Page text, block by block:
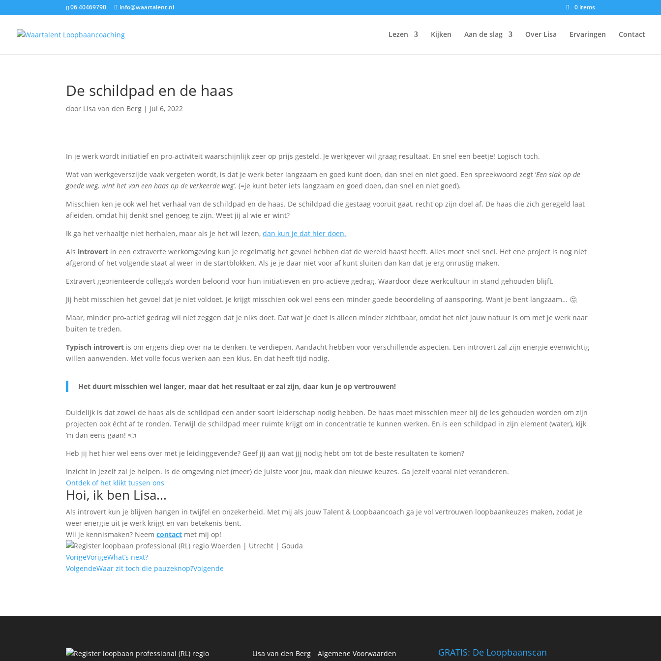
06 40469790 info@waartalent.nl 0 items
Lezen Kijken Aan de slag Over Lisa Ervaringen Contact
De schildpad en de haas
door Lisa van den Berg | jul 6, 2022
In je werk wordt initiatief en pro-activiteit waarschijnlijk zeer op prijs gesteld. Je werkgever wil graag resultaat. En snel een beetje! Logisch toch.
Wat van werkgeverszijde vaak vergeten wordt, is dat je werk beter langzaam en goed kunt doen, dan snel en niet goed. Een spreekwoord zegt ‘Een slak op de
goede weg, wint het van een haas op de verkeerde weg’. (=je kunt beter iets langzaam en goed doen, dan snel en niet goed).
Misschien ken je ook wel het verhaal van de schildpad en de haas. De schildpad die gestaag vooruit gaat, recht op zijn doel af. De haas die zich geregeld laat
afleiden, omdat hij denkt snel genoeg te zijn. Weet jij al wie er wint?
Ik ga het verhaaltje niet herhalen, maar als je het wil lezen,dan kun je dat hier doen.
Als introvert in een extraverte werkomgeving kun je regelmatig het gevoel hebben dat de wereld haast heeft. Alles moet snel snel. Het ene project is nog niet
afgerond of het volgende staat al weer in de startblokken. Als je je daar niet voor af kunt sluiten dan kan dat je erg onrustig maken.
Extravert georiënteerde collega’s worden beloond voor hun initiatieven en pro-actieve gedrag. Waardoor deze werkcultuur in stand gehouden blijft.
Jij hebt misschien het gevoel dat je niet voldoet. Je krijgt misschien ook wel eens een minder goede beoordeling of aansporing. Want je bent langzaam… 🤔
Maar, minder pro-actief gedrag wil niet zeggen dat je niks doet. Dat wat je doet is alleen minder zichtbaar, omdat het niet jouw natuur is om met je werk naar
buiten te treden.
Typisch introvert is om ergens diep over na te denken, te verdiepen. Aandacht hebben voor verschillende aspecten. Een introvert zal zijn energie evenwichtig
willen aanwenden. Met volle focus werken aan een klus. En dat heeft tijd nodig.
Het duurt misschien wel langer, maar dat het resultaat er zal zijn, daar kun je op vertrouwen!
Duidelijk is dat zowel de haas als de schildpad een ander soort leiderschap nodig hebben. De haas moet misschien meer bij de les gehouden worden om zijn
projecten ook écht af te ronden. Terwijl de schildpad meer ruimte krijgt om in concentratie te kunnen werken. En is een schildpad in zijn element (water), kijk
‘m dan eens gaan! 👈
Heb jij het hier wel eens over met je leidinggevende? Geef jij aan wat jij nodig hebt om tot de beste resultaten te komen?
Inzicht in jezelf zal je helpen. Is de omgeving niet (meer) de juiste voor jou, maak dan nieuwe keuzes. Ga jezelf vooral niet veranderen.
Ontdek of het klikt tussen ons
Hoi, ik ben Lisa...
Als introvert kun je blijven hangen in twijfel en onzekerheid. Met mij als jouw Talent & Loopbaancoach ga je vol vertrouwen loopbaankeuzes maken, zodat je
weer energie uit je werk krijgt en van betekenis bent.
Wil je kennismaken? Neemcontact met mij op!
VorigeVorigeWhat’s next?
VolgendeWaar zit toch die pauzeknop?Volgende
Lisa van den Berg
Algemene Voorwaarden
GRATIS: De Loopbaanscan